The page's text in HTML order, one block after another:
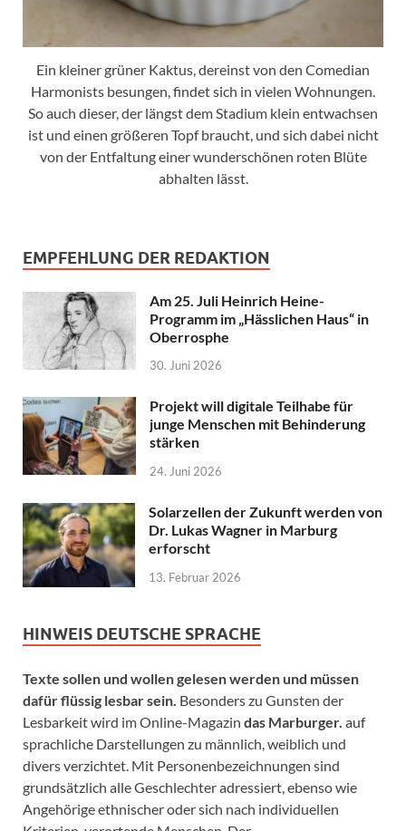
Ein kleiner grüner Kaktus, dereinst von den Comedian
Harmonists besungen, findet sich in vielen Wohnungen.
So auch dieser, der längst dem Stadium klein entwachsen
ist und einen größeren Topf braucht, und sich dabei nicht
von der Entfaltung einer wunderschönen roten Blüte
abhalten lässt.
EMPFEHLUNG DER REDAKTION
Am 25. Juli Heinrich Heine-
Programm im „Hässlichen Haus“ in
Oberrosphe
30. Juni 2026
Projekt will digitale Teilhabe für
junge Menschen mit Behinderung
stärken
24. Juni 2026
Solarzellen der Zukunft werden von
Dr. Lukas Wagner in Marburg
erforscht
13. Februar 2026
HINWEIS DEUTSCHE SPRACHE
Texte sollen und wollen gelesen werden und müssen
dafür flüssig lesbar sein. Besonders zu Gunsten der
Lesbarkeit wird im Online-Magazin das Marburger. auf
sprachliche Darstellungen zu männlich, weiblich und
divers verzichtet. Mit Personenbezeichnungen sind
grundsätzlich alle Geschlechter adressiert, ebenso wie
Angehörige ethnischer oder sich nach individuellen